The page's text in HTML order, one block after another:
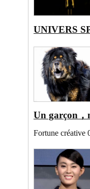
UNIVERS
Un garçon，
Fortune créative